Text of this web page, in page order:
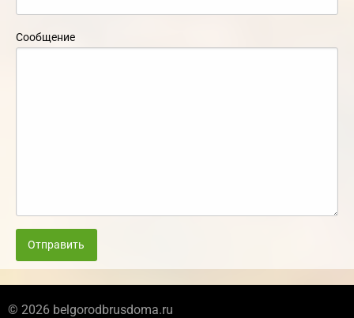
Сообщение
Отправить
© 2026 belgorodbrusdoma.ru